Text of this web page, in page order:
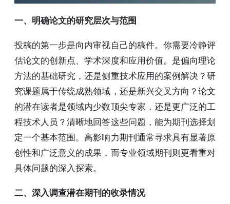
一、明确论文的研究层次与范围
投稿的第一步是向内审视自己的稿件。你需要冷静评
估论文的创新点、学术深度和应用价值。是偏向理论
方法的基础研究，还是侧重技术应用的案例解决？研
究课题属于传统成熟领域，还是新兴交叉方向？论文
的潜在读者是领域内少数顶尖专家，还是更广泛的工
程技术人员？清晰地回答这些问题，能为期刊选择划
定一个基本范围。高影响力期刊通常寻求具有显著原
创性和广泛意义的成果，而专业领域期刊则更看重对
具体问题的深入探索。
二、深入调查潜在期刊的收录情况